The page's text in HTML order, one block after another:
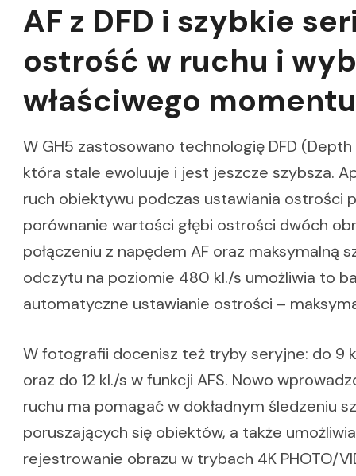
AF z DFD i szybkie
ostrość w ruchu i
właściwego momentu
W GH5 zastosowano technologię DFD
która stale ewoluuje i jest jeszcze szybsza.
ruch obiektywu podczas ustawiania ostrości
porównanie wartości głębi ostrości dwóch
połączeniu z napędem AF oraz maksymalną
odczytu na poziomie 480 kl./s umożliwia to
automatyczne ustawianie ostrości –
W fotografii docenisz też tryby seryjne: do 9
oraz do 12 kl./s w funkcji AFS. Nowo
ruchu ma pomagać w dokładnym śledzeniu
poruszających się obiektów, a także
rejestrowanie obrazu w trybach 4K PHOTO/